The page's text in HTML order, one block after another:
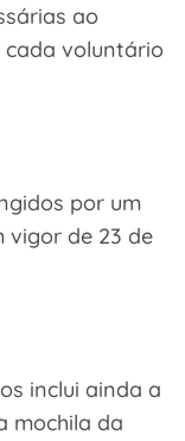
ao
voluntário
por um
vigor de 23 de
inclui ainda a
mochila da